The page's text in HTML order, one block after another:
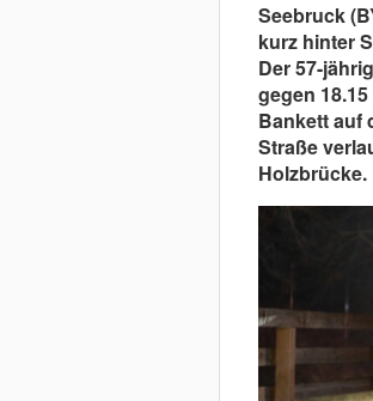
Seebruck
kurz hinter
Der 57-
gegen
Bankett auf
Straße
Holzbrücke.